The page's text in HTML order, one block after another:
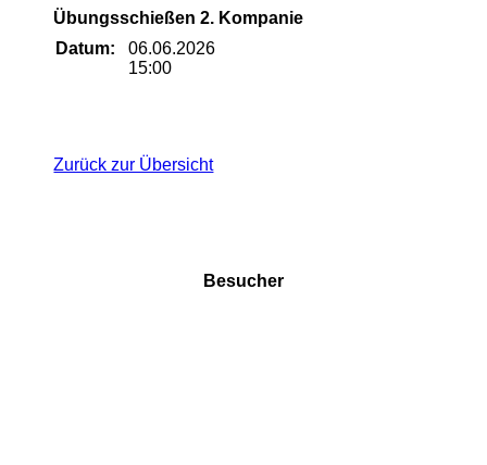
Übungsschießen 2. Kompanie
Datum:
06.06.2026
15:00
Zurück zur Übersicht
Besucher